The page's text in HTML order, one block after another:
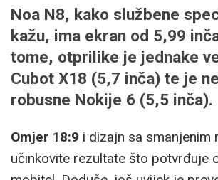
Noa N8, kako službene
kažu, ima ekran od 5,99
tome, otprilike je jednake
Cubot X18 (5,7 inča) te je
robusne Nokije 6 (5,5 inča).
Omjer 18:9 i dizajn sa smanjenim
učinkovite rezultate što potvrđuje